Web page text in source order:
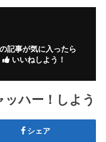
記事が気に入ったら
いいねしよう！
ハー！しよう
シェア